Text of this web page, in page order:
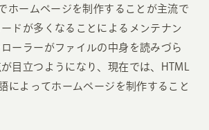
ホームページを制作することが主流で
ドが多くなることによるメンテナン
ーラーがファイルの中身を読みづら
目立つようになり、現在では、HTML
によってホームページを制作すること